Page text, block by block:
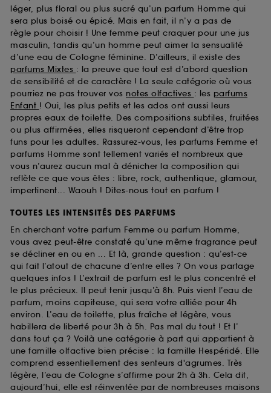
léger, plus floral ou plus sucré qu’un parfum Homme qui
sera plus boisé ou épicé. Mais en fait, il n’y a pas de
règle pour choisir ! Une femme peut craquer pour une jus
masculin, tandis qu’un homme peut aimer la sensualité
d’une eau de Cologne féminine. D’ailleurs, il existe des
parfums Mixtes : la preuve que tout est d’abord question
de sensibilité et de caractère ! La seule catégorie où vous
pourriez ne pas trouver vos notes olfactives : les parfums
Enfant ! Oui, les plus petits et les ados ont aussi leurs
propres eaux de toilette. Des compositions subtiles, fruitées
ou plus affirmées, elles risqueront cependant d’être trop
funs pour les adultes. Rassurez-vous, les parfums Femme et
parfums Homme sont tellement variés et nombreux que
vous n’aurez aucun mal à dénicher la composition qui
reflète ce que vous êtes : libre, rock, authentique, glamour,
impertinent... Waouh ! Dites-nous tout en parfum !
TOUTES LES INTENSITÉS DES PARFUMS
En cherchant votre parfum Femme ou parfum Homme,
vous avez peut-être constaté qu’une même fragrance peut
se décliner en ou en ... Et là, grande question : qu’est-ce
qui fait l’atout de chacune d’entre elles ? On vous partage
quelques infos ! L’extrait de parfum est le plus concentré et
le plus précieux. Il peut tenir jusqu’à 8h. Puis vient l’eau de
parfum, moins capiteuse, qui sera votre alliée pour 4h
environ. L’eau de toilette, plus fraîche et légère, vous
habillera de liberté pour 3h à 5h. Pas mal du tout ! Et l’
dans tout ça ? Voilà une catégorie à part qui appartient à
une famille olfactive bien précise : la famille Hespéridé. Elle
comprend essentiellement des senteurs d'agrumes. Très
légère, l’eau de Cologne s’affirme pour 2h à 3h. Cela dit,
aujourd’hui, elle est réinventée par de nombreuses maisons